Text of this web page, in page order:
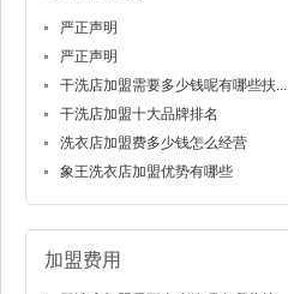
严正声明
严正声明
干洗店加盟需要多少钱呢有哪些扶...
干洗店加盟十大品牌排名
洗衣店加盟费多少钱怎么经营
象王洗衣店加盟优势有哪些
加盟费用